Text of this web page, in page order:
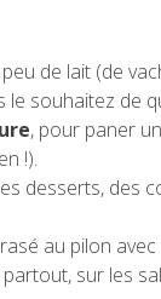
de lait (de
le souhaitez de
, pour paner
!).
desserts, des
au pilon
sur les